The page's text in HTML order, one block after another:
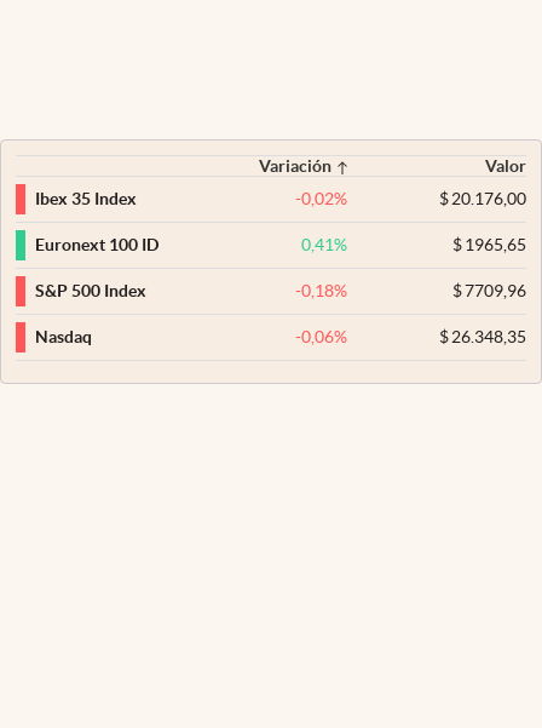
Variación
Valor
Ibex 35 Index
-0,02% $20.176,00
Euronext 100 ID 0,41% $1965,65
S&P 500 Index -0,18% $7709,96
Nasdaq -0,06% $26.348,35